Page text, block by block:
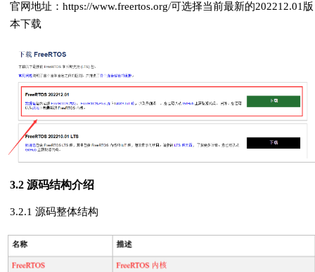
官网地址：https://www.freertos.org/可选择当前最新的202212.01版
本下载
3.2 源码结构介绍
3.2.1 源码整体结构